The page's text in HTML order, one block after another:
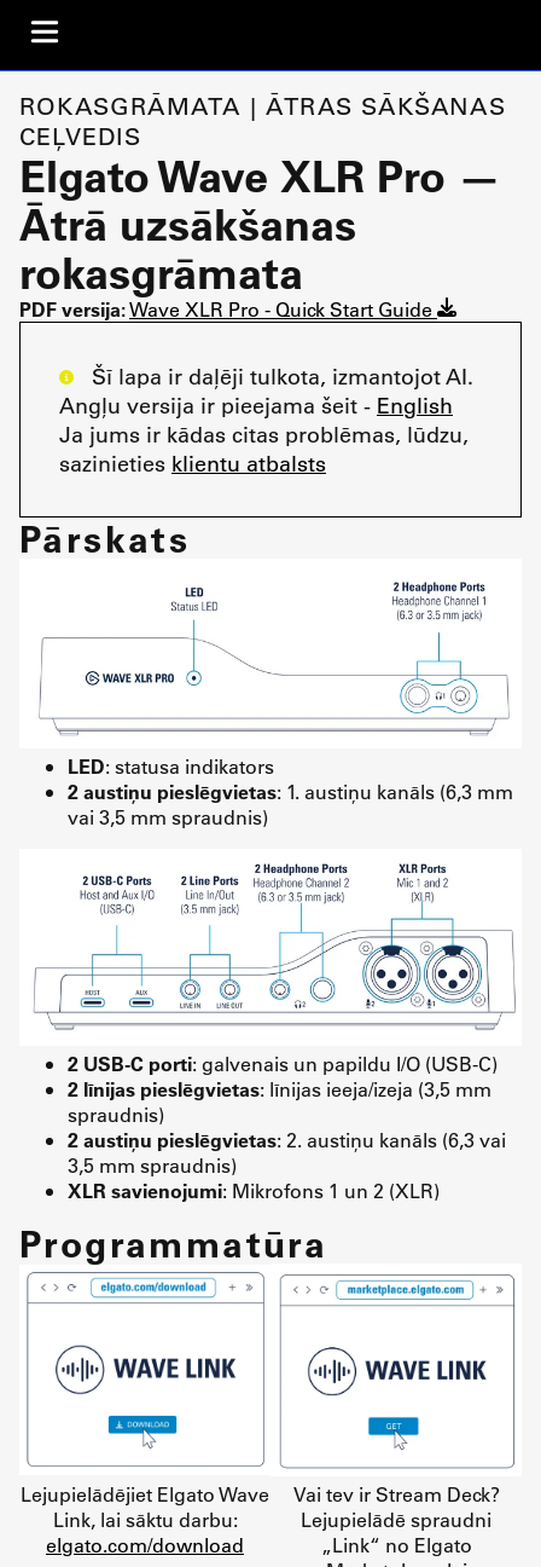
ROKASGRĀMATA | ĀTRAS SĀKŠANAS
CEĻVEDIS
Elgato Wave XLR Pro —
Ātrā uzsākšanas
rokasgrāmata
PDF versija:Wave XLR Pro - Quick Start Guide
Šī lapa ir daļēji tulkota, izmantojot AI.
Angļu versija ir pieejama šeit - English
Ja jums ir kādas citas problēmas, lūdzu,
sazinieties klientu atbalsts
Pārskats
LED: statusa indikators
2 austiņu pieslēgvietas: 1. austiņu kanāls (6,3 mm
vai 3,5 mm spraudnis)
2 USB-C porti: galvenais un papildu I/O (USB-C)
2 līnijas pieslēgvietas: līnijas ieeja/izeja (3,5 mm
spraudnis)
2 austiņu pieslēgvietas: 2. austiņu kanāls (6,3 vai
3,5 mm spraudnis)
XLR savienojumi: Mikrofons 1 un 2 (XLR)
Programmatūra
Lejupielādējiet Elgato Wave
Link, lai sāktu darbu:
elgato.com/download
Vai tev ir Stream Deck?
Lejupielādē spraudni
„Link“ no Elgato